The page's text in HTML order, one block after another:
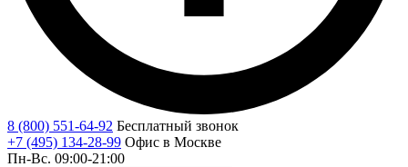
8 (800) 551-64-92 Бесплатный звонок
+7 (495) 134-28-99 Офис в Москве
Пн-Вс. 09:00-21:00